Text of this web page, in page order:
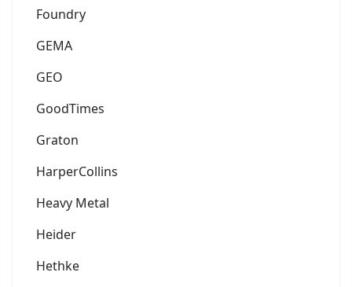
Foundry
GEMA
GEO
GoodTimes
Graton
HarperCollins
Heavy Metal
Heider
Hethke